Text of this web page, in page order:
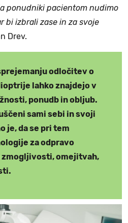
ponudniki pacientom nudimo
bi izbrali zase in za svoje
Drev.
odločitev o
lahko znajdejo v
ponudb in obljub.
sami sebi in svoji
je, da se pri tem
za odpravo
omejitvah,